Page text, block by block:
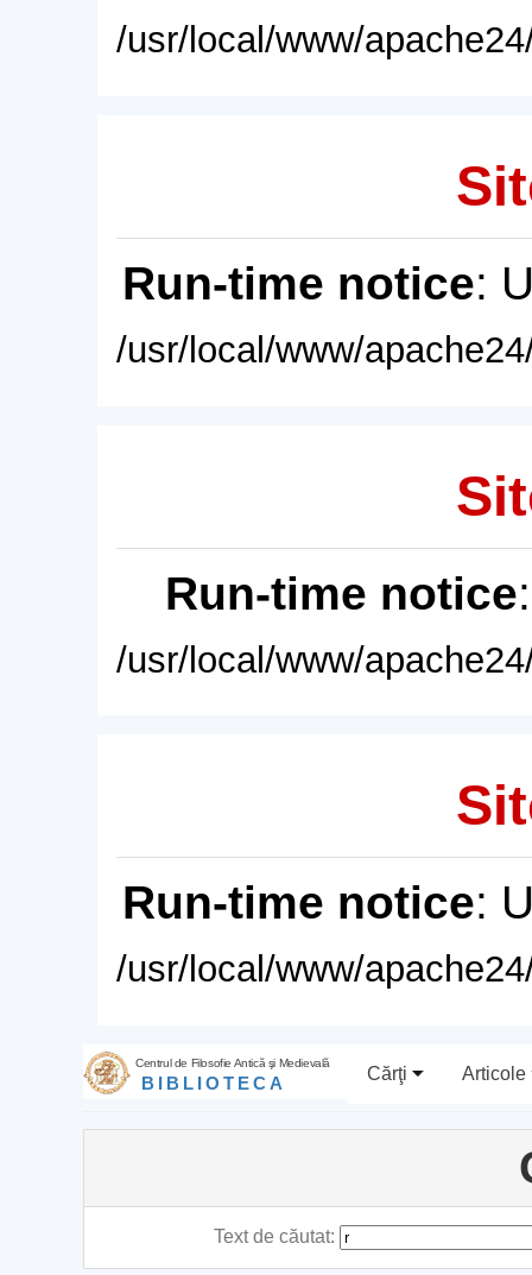
/usr/local/www/
Run-time notice:
/usr/local/www/
Run-time notice
/usr/local/www/
Run-time notice:
/usr/local/www/
Centrul de Filosofie Antică şi Medievală
BIBLIOTECA Cărţi Articole
Text de căutat: